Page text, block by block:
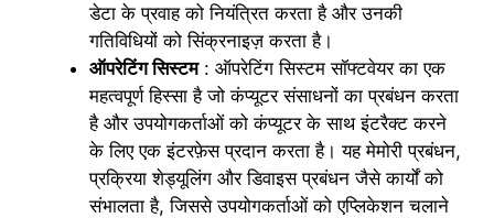
डेटा के प्रवाह को नियंत्रित करता है और उनकी
गतिविधियों को सिंक्रनाइज़ करता है।
ऑपरेटिंग सिस्टम: ऑपरेटिंग सिस्टम सॉफ्टवेयर का एक
महत्वपूर्ण हिस्सा है जो कंप्यूटर संसाधनों का प्रबंधन करता
है और उपयोगकर्ताओं को कंप्यूटर के साथ इंटरैक्ट करने
के लिए एक इंटरफ़ेस प्रदान करता है। यह मेमोरी प्रबंधन,
प्रक्रिया शेड्यूलिंग और डिवाइस प्रबंधन जैसे कार्यों को
संभालता है, जिससे उपयोगकर्ताओं को एप्लिकेशन चलाने